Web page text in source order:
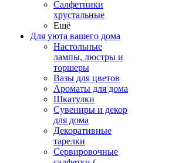
Салфетники
хрустальные
Ещё
Для уюта вашего дома
Настольные
лампы, люстры и
торшеры
Вазы для цветов
Ароматы для дома
Шкатулки
Сувениры и декор
для дома
Декоративные
тарелки
Сервировочные